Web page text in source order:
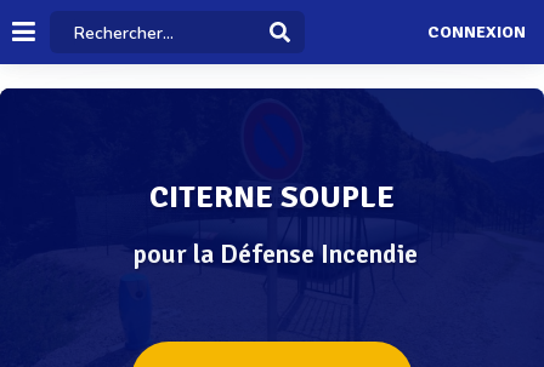
CONNEXION
CITERNE SOUPLE
pour la Défense Incendie